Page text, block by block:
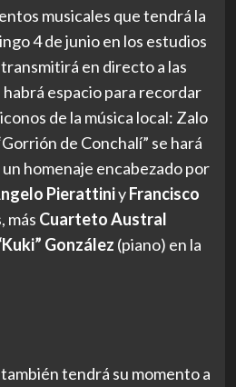
musicales que tendrá la
4 de junio en los estudios
en directo a las
espacio para recordar
de la música local: Zalo
de Conchalí” se hará
homenaje encabezado por
PierattiniyFrancisco
más Cuarteto Austral
González (piano) en la
tendrá su momento a